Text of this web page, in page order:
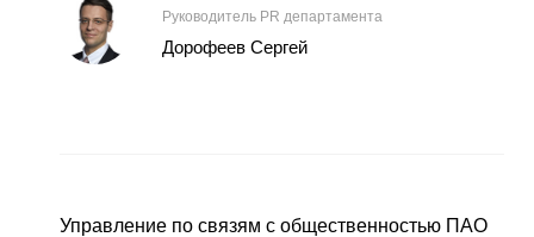
Руководитель PR департамента
Дорофеев Сергей
Управление по связям с общественностью ПАО